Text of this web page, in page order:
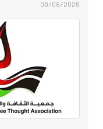
06/08/2026